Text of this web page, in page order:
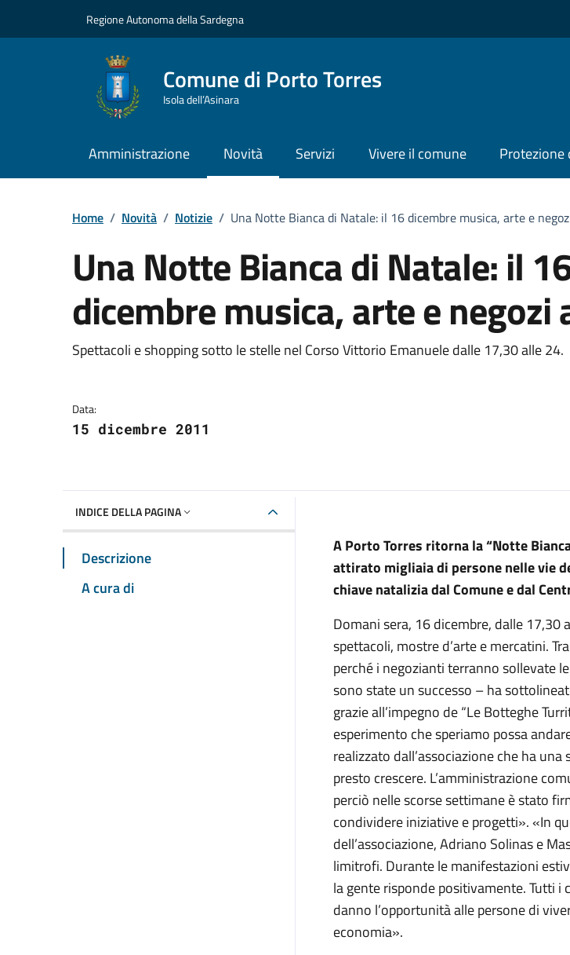
Regione Autonoma della Sardegna
Comune di Porto Torres
Isola dell’Asinara
Amministrazione Novità Servizi Vivere il comune Protezione
Home / Novità / Notizie / Una Notte Bianca di Natale: il 16 dicembre musica, arte e
Una Notte Bianca di Natale: il
dicembre musica, arte e negozi
Dettagli della notizia
Spettacoli e shopping sotto le stelle nel Corso Vittorio Emanuele dalle 17,30 alle 24.
Data:
15 dicembre 2011
INDICE DELLA PAGINA
Descrizione
A cura di
A Porto Torres ritorna la “Notte
attirato migliaia di persone nelle vie
chiave natalizia dal Comune e dal
Domani sera, 16 dicembre, dalle
spettacoli, mostre d’arte e mercatini.
perché i negozianti terranno sollevate
sono state un successo – ha
grazie all’impegno de “Le Botteghe
esperimento che speriamo possa
realizzato dall’associazione che ha
presto crescere. L’amministrazione
perciò nelle scorse settimane è stato
condividere iniziative e progetti». «In
dell’associazione, Adriano Solinas e
limitrofi. Durante le manifestazioni
la gente risponde positivamente. Tutti
danno l’opportunità alle persone di
economia».